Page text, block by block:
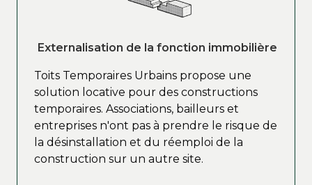
Externalisation de la fonction immobilière
Toits Temporaires Urbains propose une
solution locative pour des constructions
temporaires. Associations, bailleurs et
entreprises n'ont pas à prendre le risque de
la désinstallation et du réemploi de la
construction sur un autre site.